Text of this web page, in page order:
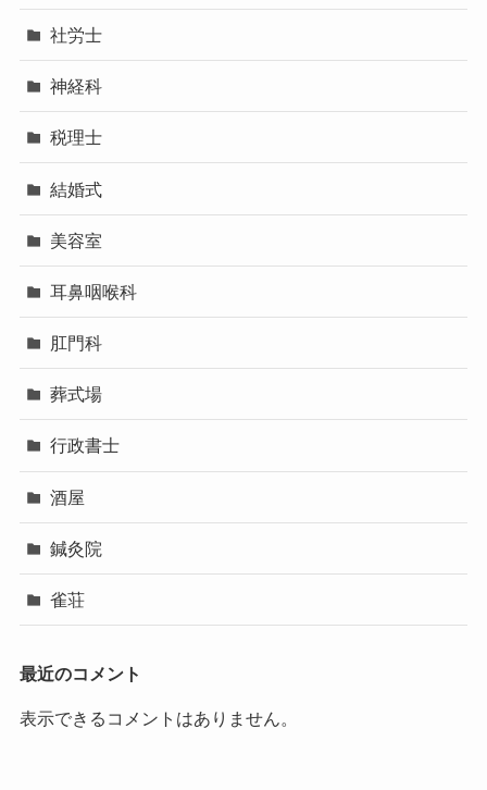
社労士
神経科
税理士
結婚式
美容室
耳鼻咽喉科
肛門科
葬式場
行政書士
酒屋
鍼灸院
雀荘
最近のコメント
表示できるコメントはありません。